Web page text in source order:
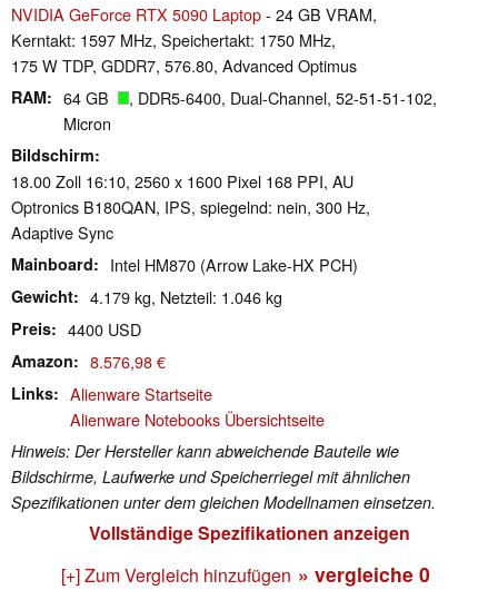
NVIDIA GeForce RTX 5090 Laptop- 24 GB VRAM,
Kerntakt: 1597 MHz, Speichertakt: 1750 MHz,
175 W TDP, GDDR7, 576.80, Advanced Optimus
RAM 64 GB
, DDR5-6400, Dual-Channel, 52-51-51-102,
Micron
Bildschirm
18.00 Zoll 16:10, 2560 x 1600 Pixel 168 PPI, AU
Optronics B180QAN, IPS, spiegelnd: nein, 300 Hz,
Adaptive Sync
Mainboard Intel HM870 (Arrow Lake-HX PCH)
Gewicht 4.179 kg, Netzteil: 1.046 kg
Preis 4400 USD
Amazon 8.576,98 €
Links
Alienware Startseite
Alienware Notebooks Übersichtseite
Hinweis: Der Hersteller kann abweichende Bauteile wie
Bildschirme, Laufwerke und Speicherriegel mit ähnlichen
Spezifikationen unter dem gleichen Modellnamen einsetzen.
Vollständige Spezifikationen anzeigen
[+] Zum Vergleich hinzufügen » vergleiche 0